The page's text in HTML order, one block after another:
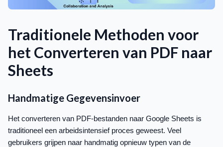
Traditionele Methoden voor
het Converteren van PDF naar
Sheets
Handmatige Gegevensinvoer
Het converteren van PDF-bestanden naar Google Sheets is
traditioneel een arbeidsintensief proces geweest. Veel
gebruikers grijpen naar handmatig opnieuw typen van de